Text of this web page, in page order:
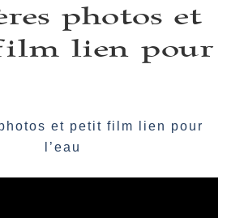
photos et
lien pour
et petit film lien pour
l’eau